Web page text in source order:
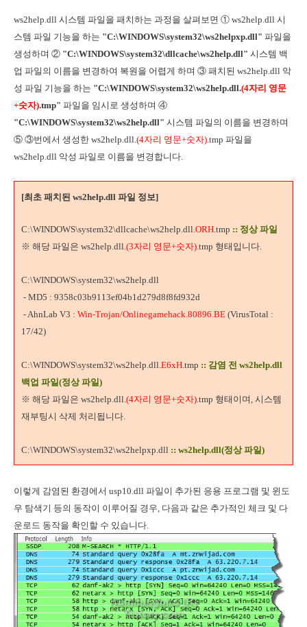
ws2help.dll 시스템 파일을 패치하는 과정을 살펴보면 ① ws2help.dll 시
스템 파일 기능을 하는 "C:\WINDOWS\system32\ws2helpxp.dll" 파일을
생성하며 ② "C:\WINDOWS\system32\dllcache\ws2help.dll" 시스템 백
업 파일의 이름을 변경하여 복원을 어렵게 하며 ③ 패치된 ws2help.dll 악
성 파일 기능을 하는 "C:\WINDOWS\system32\ws2help.dll.(4자리 영문
+숫자).tmp" 파일을 임시로 생성하며 ④
"C:\WINDOWS\system32\ws2help.dll" 시스템 파일의 이름을 변경하며
⑤ ③번에서 생성한 ws2help.dll.(4자리 영문+숫자).tmp 파일을
ws2help.dll 악성 파일로 이름을 변경합니다.
[최초 패치된 ws2help.dll 파일 정보]
C:\WINDOWS\system32\dllcache\ws2help.dll.ORH.tmp :: 정상 파일
※ 해당 파일은 ws2help.dll.(3자리 영문+숫자).tmp 형태입니다.
C:\WINDOWS\system32\ws2help.dll
- MD5 : 9358c03b9113ef04b1d279d8f8fd932d
- AhnLab V3 : Win-Trojan/Onlinegamehack.80896.BE (VirusTotal :
17/42)
C:\WINDOWS\system32\ws2help.dll.E6xH.tmp :: 감염 전 ws2help.dll
백업 파일(정상 파일)
※ 해당 파일은 ws2help.dll.(4자리 영문+숫자).tmp 형태이며, 시스템
재부팅시 삭제 처리됩니다.
C:\WINDOWS\system32\ws2helpxp.dll :: ws2help.dll(정상 파일)
이렇게 감염된 환경에서 usp10.dll 파일이 추가된 응용 프로그램 및 윈도
우 탐색기 등의 동작이 이루어질 경우, 다음과 같은 추가적인 체크 및 다
운로드 동작을 확인할 수 있습니다.